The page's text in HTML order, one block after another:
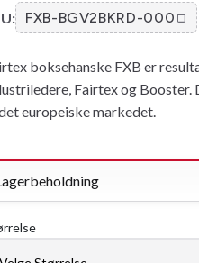
FXB-BGV2BKRD-000
boksehanske FXB er
Fairtex og Booster.
europeiske markedet.